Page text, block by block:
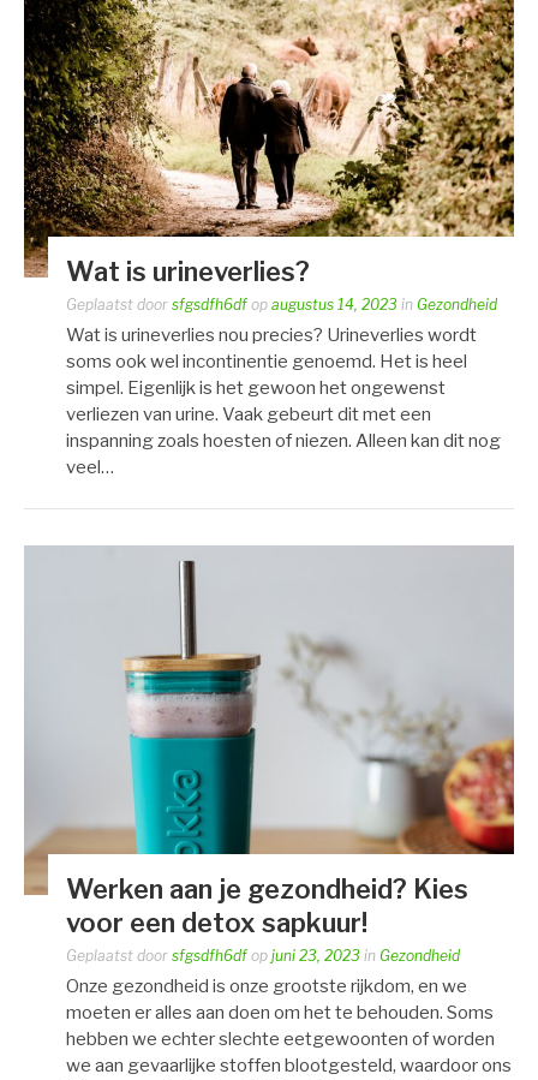
Wat is urineverlies?
Geplaatst door sfgsdfh6df op augustus 14, 2023 in Gezondheid
Wat is urineverlies nou precies? Urineverlies wordt
soms ook wel incontinentie genoemd. Het is heel
simpel. Eigenlijk is het gewoon het ongewenst
verliezen van urine. Vaak gebeurt dit met een
inspanning zoals hoesten of niezen. Alleen kan dit nog
veel…
Werken aan je gezondheid? Kies
voor een detox sapkuur!
Geplaatst door sfgsdfh6df op juni 23, 2023 in Gezondheid
Onze gezondheid is onze grootste rijkdom, en we
moeten er alles aan doen om het te behouden. Soms
hebben we echter slechte eetgewoonten of worden
we aan gevaarlijke stoffen blootgesteld, waardoor ons